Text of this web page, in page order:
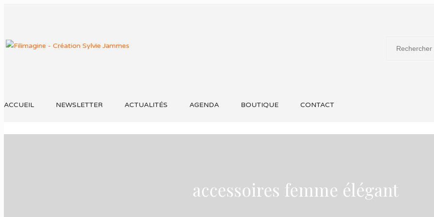
ACCUEIL NEWSLETTER ACTUALITÉS AGENDA BOUTIQUE CONTACT
accessoires femme élégant